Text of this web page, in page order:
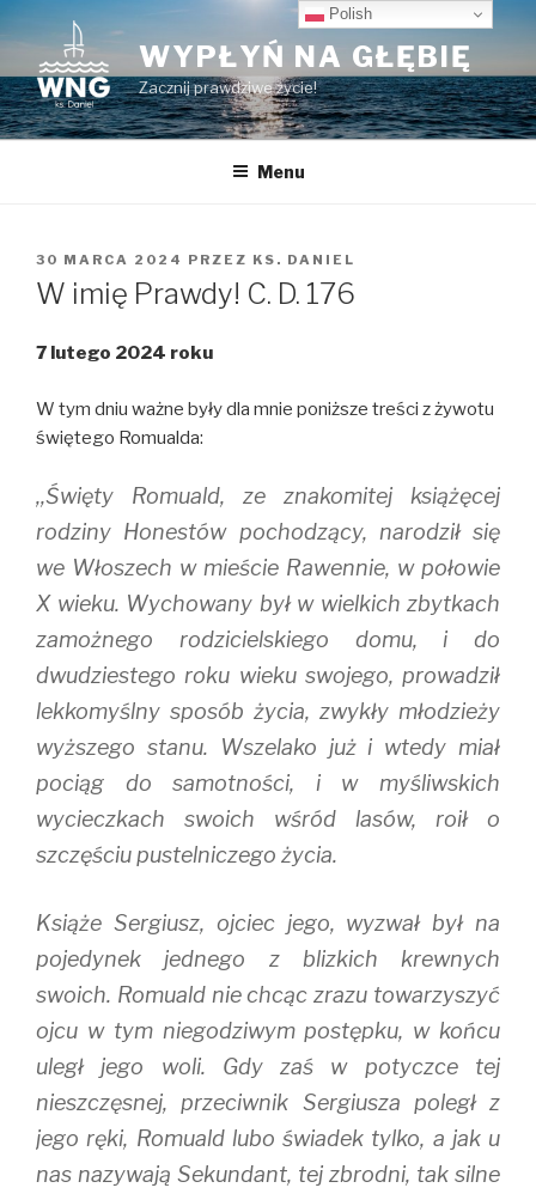
Przeskocz
do
treści
WYPŁYŃ NA GŁĘBIĘ
Zacznij prawdziwe życie!
Menu
OPUBLIKOWANE
W
30 MARCA 2024 PRZEZ KS. DANIEL
W imię Prawdy! C. D. 176
7 lutego 2024 roku
W tym dniu ważne były dla mnie poniższe treści z żywotu
świętego Romualda:
,,Święty Romuald, ze znakomitej książęcej
rodziny Honestów pochodzący, narodził się
we Włoszech w mieście Rawennie, w połowie
X wieku. Wychowany był w wielkich zbytkach
zamożnego rodzicielskiego domu, i do
dwudziestego roku wieku swojego, prowadził
lekkomyślny sposób życia, zwykły młodzieży
wyższego stanu. Wszelako już i wtedy miał
pociąg do samotności, i w myśliwskich
wycieczkach swoich wśród lasów, roił o
szczęściu pustelniczego życia.
Książe Sergiusz, ojciec jego, wyzwał był na
pojedynek jednego z blizkich krewnych
swoich. Romuald nie chcąc zrazu towarzyszyć
ojcu w tym niegodziwym postępku, w końcu
uległ jego woli. Gdy zaś w potyczce tej
nieszczęsnej, przeciwnik Sergiusza poległ z
jego ręki, Romuald lubo świadek tylko, a jak u
nas nazywają Sekundant, tej zbrodni, tak silne
Polish